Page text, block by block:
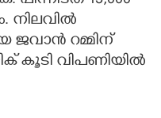
നിലവിൽ
ജവാൻ റമ്മിന്
കൂടി വിപണിയിൽ